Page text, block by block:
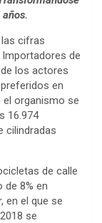
cifras
de
los actores
en
organismo se
16.974
cilindradas
de calle
8% en
en el que se
se